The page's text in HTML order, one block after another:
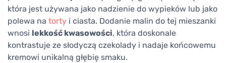
która jest używana jako nadzienie do wypieków lub jako
polewa na torty i ciasta. Dodanie malin do tej mieszanki
wnosi lekkość kwasowości, która doskonale
kontrastuje ze słodyczą czekolady i nadaje końcowemu
kremowi unikalną głębię smaku.